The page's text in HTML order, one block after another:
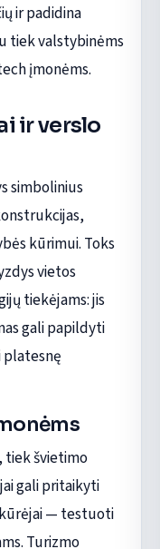
ir padidina
tiek valstybinėms
įmonėms.
ir verslo
simbolinius
kūrimui. Toks
vietos
tiekėjams: jis
gali papildyti
tiek švietimo
gali pritaikyti
— testuoti
Turizmo